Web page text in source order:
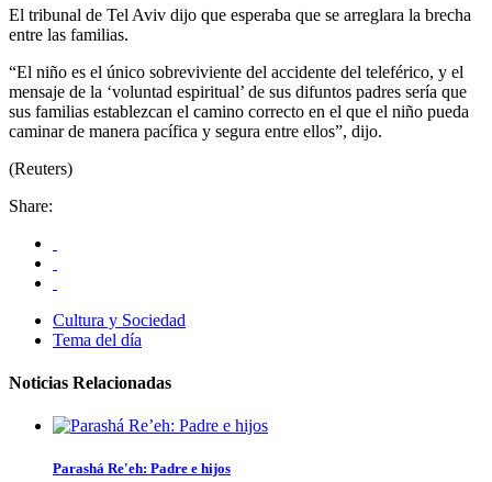
El tribunal de Tel Aviv dijo que esperaba que se arreglara la brecha
entre las familias.
“El niño es el único sobreviviente del accidente del teleférico, y el
mensaje de la ‘voluntad espiritual’ de sus difuntos padres sería que
sus familias establezcan el camino correcto en el que el niño pueda
caminar de manera pacífica y segura entre ellos”, dijo.
(Reuters)
Share:
Cultura y Sociedad
Tema del día
Noticias Relacionadas
Parashá Re'eh: Padre e hijos